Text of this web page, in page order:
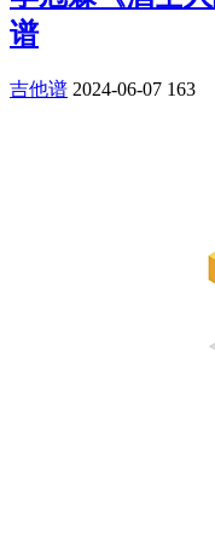
谱
吉他谱 2024-06-07 163